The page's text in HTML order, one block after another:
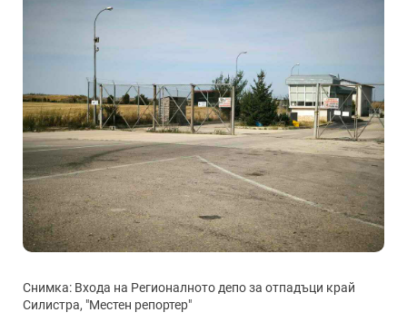
Снимка: Входа на Регионалното депо за отпадъци край
Силистра, "Местен репортер"